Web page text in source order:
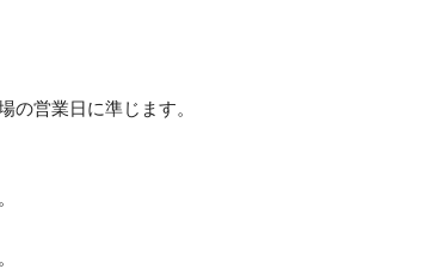
営業日に準じます。